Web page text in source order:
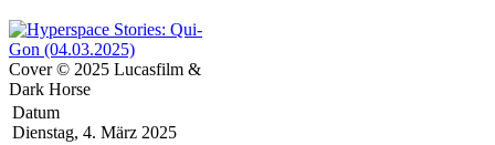
Cover © 2025 Lucasfilm &
Dark Horse
Datum
Dienstag, 4. März 2025